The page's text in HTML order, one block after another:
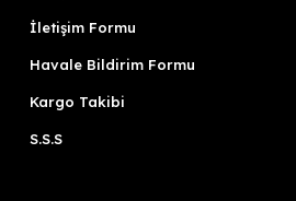
İletişim Formu
Havale Bildirim Formu
Kargo Takibi
S.S.S